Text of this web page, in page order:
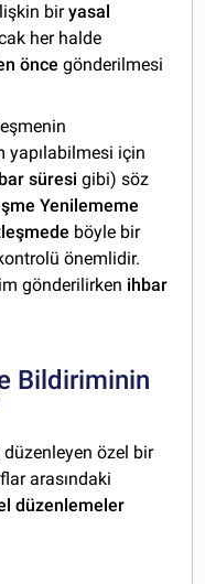
biryasal
her halde
önce gönderilmesi
yapılabilmesi için
süresi gibi) söz
Yenilememe
böyle bir
önemlidir.
gönderilirken ihbar
Bildiriminin
özel bir
arasındaki
düzenlemeler